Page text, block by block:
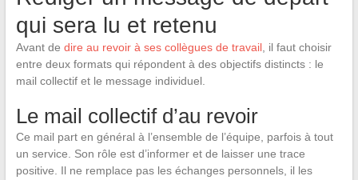
qui sera lu et retenu
Avant de dire au revoir à ses collègues de travail, il faut choisir
entre deux formats qui répondent à des objectifs distincts : le
mail collectif et le message individuel.
Le mail collectif d’au revoir
Ce mail part en général à l’ensemble de l’équipe, parfois à tout
un service. Son rôle est d’informer et de laisser une trace
positive. Il ne remplace pas les échanges personnels, il les